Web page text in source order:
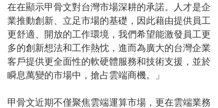
在在顯示甲骨文對台灣市場深耕的承諾。人才是企
業推動創新、立足市場的基礎，因此藉由提供員工
更舒適、開放的工作環境，我們希望能激發員工更
多的創新想法和工作熱忱，進而為廣大的台灣企業
客戶提供更全面性的軟硬體服務和技術支援，並於
瞬息萬變的市場中，搶占雲端商機。」
甲骨文近期不僅聚焦雲端運算市場，更在雲端業務